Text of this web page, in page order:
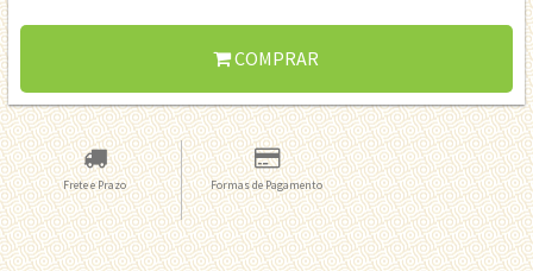
COMPRAR
Frete e Prazo Formas de Pagamento